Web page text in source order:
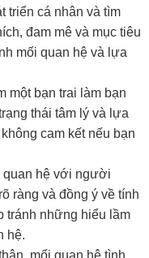
triển cá nhân và tìm
đam mê và mục tiêu
mối quan hệ và lựa
một bạn trai làm bạn
thái tâm lý và lựa
cam kết nếu bạn
quan hệ với người
ràng và đồng ý về tính
tránh những hiểu lầm
hệ.